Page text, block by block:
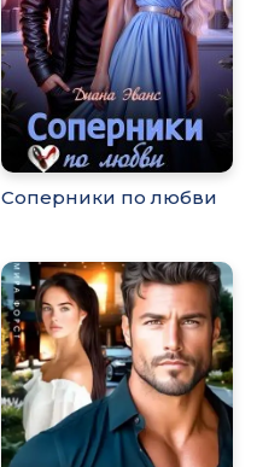
Соперники по любви